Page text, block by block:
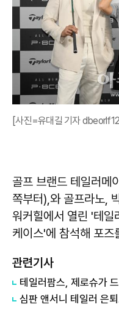
[사진=유대길 기자
골프 브랜드 테일러메
쪽부터),와 골프라노,
워커힐에서 열린 '테
케이스'에 참석해 포
관련기사
심판 앤서니 테일러 은